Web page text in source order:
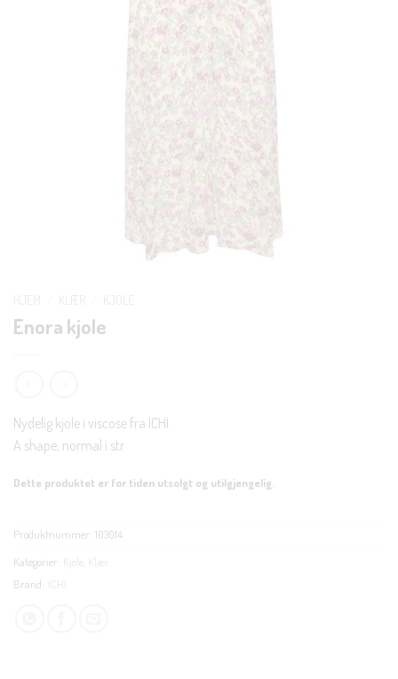
Enora kjole
Nydelig kjole i viscose fra ICHI.
A shape, normal i str.
Dette produktet er for tiden utsolgt og utilgjengelig.
Produktnummer: 103014
Kategorier: Kjole Klær
Brand: ICHI